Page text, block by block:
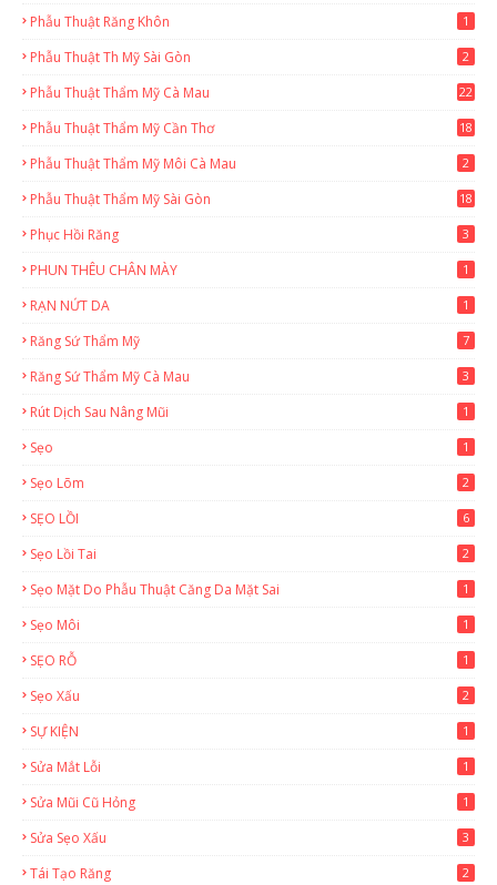
Phẫu Thuật Răng Khôn 1
Phẫu Thuật Th Mỹ Sài Gòn 2
Phẫu Thuật Thẩm Mỹ Cà Mau
22
Phẫu Thuật Thẩm Mỹ Cần Thơ
18
Phẫu Thuật Thẩm Mỹ Môi Cà Mau 2
Phẫu Thuật Thẩm Mỹ Sài Gòn
18
Phục Hồi Răng 3
PHUN THÊU CHÂN MÀY 1
RẠN NỨT DA 1
Răng Sứ Thẩm Mỹ 7
Răng Sứ Thẩm Mỹ Cà Mau 3
Rút Dịch Sau Nâng Mũi 1
Sẹo 1
Sẹo Lõm 2
SẸO LỒI 6
Sẹo Lồi Tai 2
Sẹo Mặt Do Phẫu Thuật Căng Da Mặt Sai 1
Sẹo Môi 1
SẸO RỖ 1
Sẹo Xấu 2
SỰ KIỆN 1
Sửa Mắt Lỗi 1
Sửa Mũi Cũ Hỏng 1
Sửa Sẹo Xấu 3
Tái Tạo Răng 2